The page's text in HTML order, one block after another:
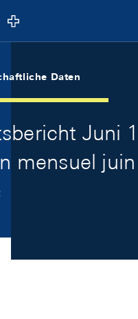
Daten
Juni
mensuel